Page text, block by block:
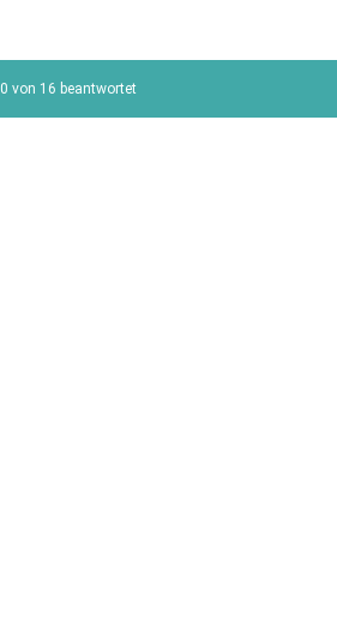
Aktueller Fortschritt,
0 von 16 beantwortet